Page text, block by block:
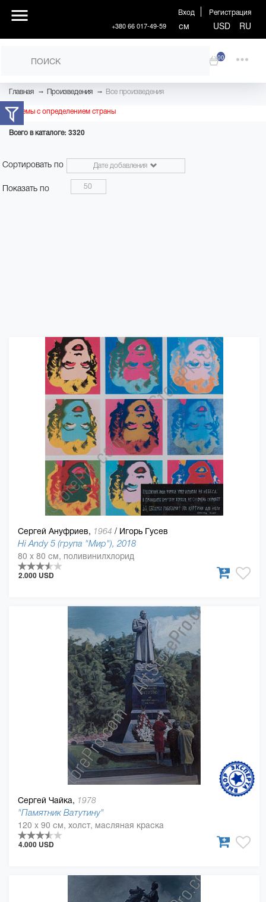
Вход Регистрация
+380 66 017-49-59 см USD RU
00
Главная → Произведения → Все произведения
Проблемы с определением страны
Всего в каталоге: 3320
Сортировать по Дате добавления
Показать по 50
Сергей Ануфриев, 1964 / Игорь Гусев
Hi Andy 5 (група "Мир"), 2018
80 x 80 см, поливинилхлорид
2.000 USD
Сергей Чайка, 1978
"Памятник Ватутину"
120 x 90 см, холст, масляная краска
4.000 USD